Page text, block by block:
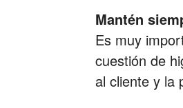
Mantén
Es muy
cuestión de
al cliente y la